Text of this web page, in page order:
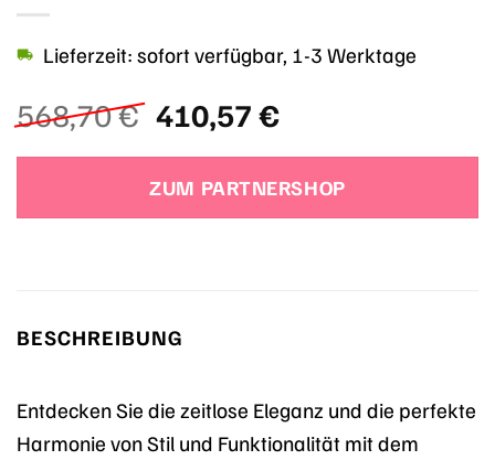
568,70€ Ursprünglicher
Preis
war:
568,70 €
410,57€Aktueller
ist:
410,57 €.
Lieferzeit: sofort verfügbar, 1-3 Werktage
ZUM PARTNERSHOP
BESCHREIBUNG
Entdecken Sie die zeitlose Eleganz und die perfekte
Harmonie von Stil und Funktionalität mit dem